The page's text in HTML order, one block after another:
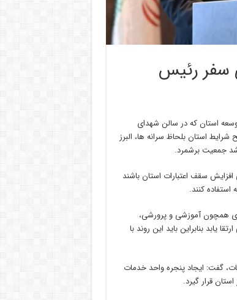
سفر رئیس
استان که در سالن شهدای
استان بلحاظ سرانه ها، البرز
جمعیت برشمرد.
سقف اعتبارات استان باشند
کنند.
همچون آموزشی و پرورشی،
یابد بنابراین باید این روند با
گفت: ایجاد پنجره واحد خدمات
قرار گیرد.